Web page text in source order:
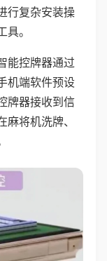
行复杂安装操
。
能控牌器通过
机端软件预设
牌器接收到信
将机洗牌、